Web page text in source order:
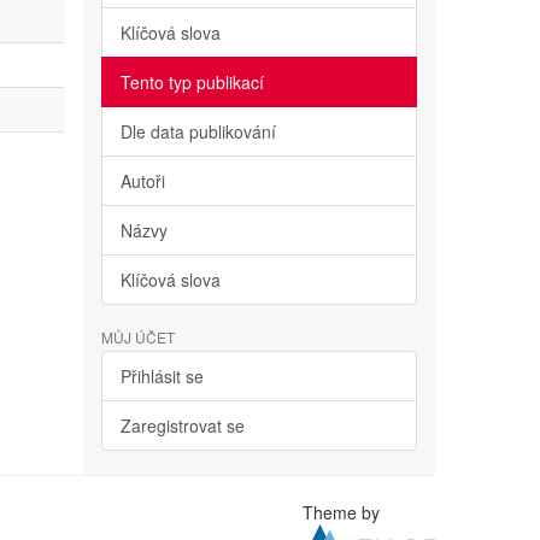
Klíčová slova
Tento typ publikací
Dle data publikování
Autoři
Názvy
Klíčová slova
MŮJ ÚČET
Přihlásit se
Zaregistrovat se
Theme by